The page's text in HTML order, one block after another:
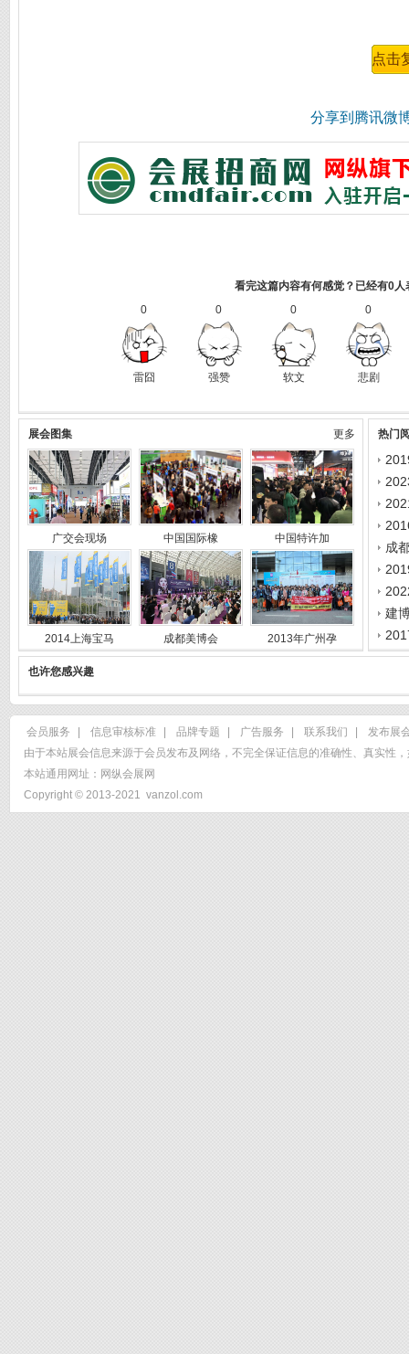
分享到 腾讯微
看完这篇内容有何感觉？已经有0人
0
雷囧
0
强赞
0
软文
0
悲剧
展会图集 更多
广交会现场 中国国际橡 中国特许加
2014上海宝马 成都美博会 2013年广州孕
热门
成
建
也许您感兴趣
会员服务 信息审核标准 品牌专题 广告服务 联系我们
发布展
由于本站展会信息来源于会员发布及网络，不完全保证信息的准确性、真实性
本站通用网址： 网纵会展网
Copyright © 2013-2021 vanzol.com